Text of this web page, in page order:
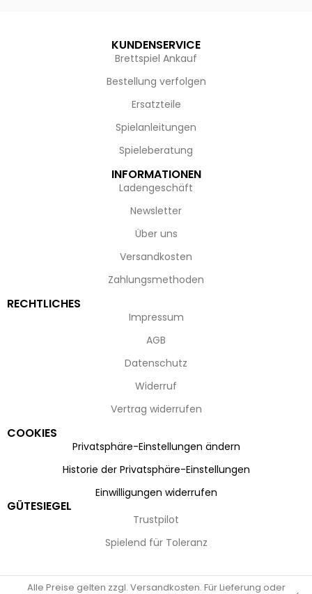
KUNDENSERVICE
Brettspiel Ankauf
Bestellung verfolgen
Ersatzteile
Spielanleitungen
Spieleberatung
INFORMATIONEN
Ladengeschäft
Newsletter
Über uns
Versandkosten
Zahlungsmethoden
RECHTLICHES
Impressum
AGB
Datenschutz
Widerruf
Vertrag widerrufen
COOKIES
Privatsphäre-Einstellungen ändern
Historie der Privatsphäre-Einstellungen
Einwilligungen widerrufen
GÜTESIEGEL
Trustpilot
Spielend für Toleranz
Alle Preise gelten zzgl. Versandkosten. Für Lieferung oder